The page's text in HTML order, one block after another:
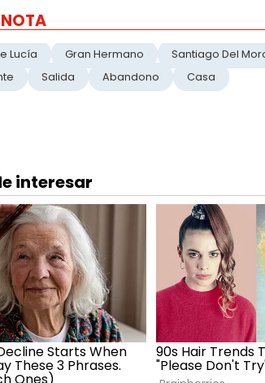
NOTA
Lucía Gran Hermano Santiago Del
Salida Abandono Casa